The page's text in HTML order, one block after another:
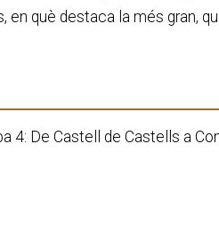
en què destaca la més gran,
4: De Castell de Castells a